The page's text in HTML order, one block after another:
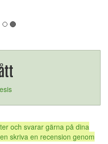
och svarar gärna på dina
skriva en recension genom